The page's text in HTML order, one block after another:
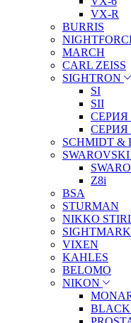
VX-R
BURRIS
MARCH
CARL ZEISS
SIGHTRON
SI
SII
СЕРИЯ
СЕРИЯ
SCHMIDT &
SWAROVSKI
Z8i
BSA
STURMAN
NIKKO
SIGHTMARK
VIXEN
KAHLES
BELOMO
NIKON
BLACK